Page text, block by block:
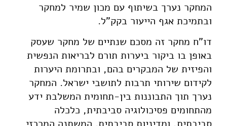
https://doi.org/10.82514/ancillary-benefit-assessment-
of-jnf-forests
המחקר נערך בשיתוף עם מכון שמיר למחקר
ובתמיכת אגף הייעור בקק"ל.
דו"ח מחקר זה מסכם שנתיים של מחקר שעסק
באופן בו ביקור ביערות תורם לבריאות הנפשית
והפיזית של המבקרים בהם, ובתרומת היערות
לקידום שירותי תרבות לתושבי ישראל. המחקר
נערך תוך התבוננות בין-תחומית המשלבת ידע
מהתחומים פסיכולוגיה סביבתית, כלכלה